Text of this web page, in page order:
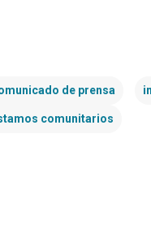
de prensa
comunitarios